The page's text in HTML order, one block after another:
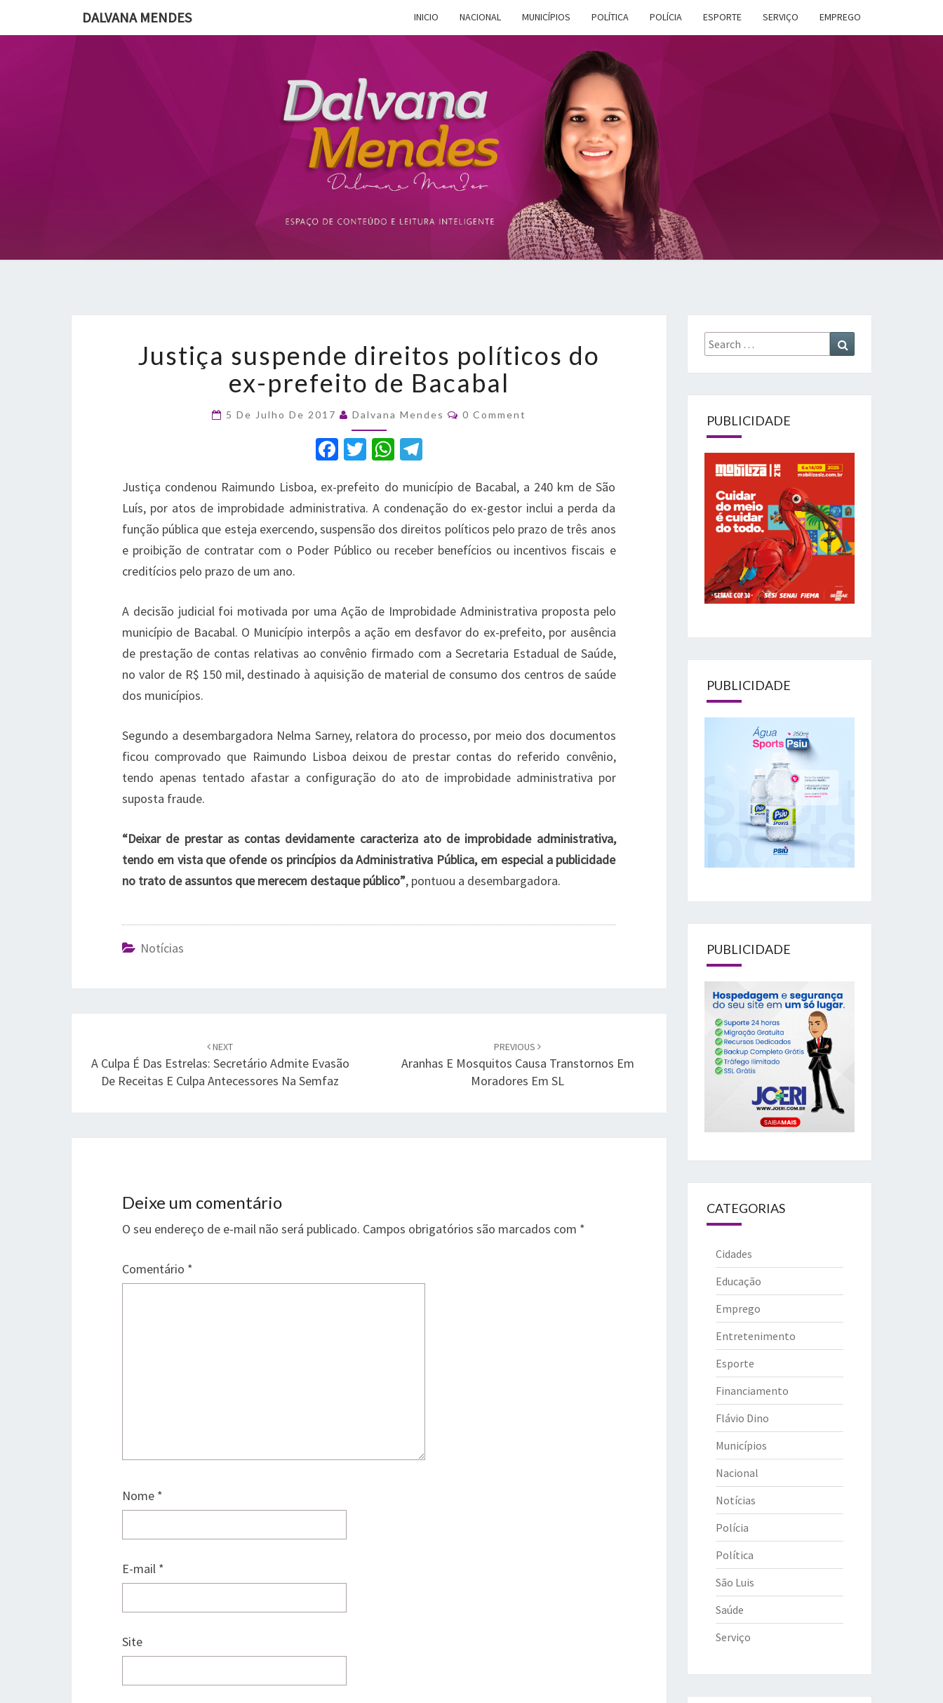
DALVANA MENDES INICIO NACIONAL MUNICÍPIOS POLÍTICA POLÍCIA ESPORTE SERVIÇO EMPREGO
DALVANA
MENDES
Espaço De
Conteúdo E
Inteligente
suspende
direitos
políticos
ex-
prefeito
de
Justiça suspende direitos políticos do
ex-prefeito de Bacabal
5 De Julho De 2017 Dalvana Mendes Comments
0 Comment
F
c
e
b
o
k
T
it
te
r
W
at
s
A
p
e
gr
a
m
Justiça condenou Raimundo Lisboa, ex-prefeito do município de Bacabal, a 240 km de São
Luís, por atos de improbidade administrativa. A condenação do ex-gestor inclui a perda da
função pública que esteja exercendo, suspensão dos direitos políticos pelo prazo de três anos
e proibição de contratar com o Poder Público ou receber benefícios ou incentivos fiscais e
creditícios pelo prazo de um ano.
A decisão judicial foi motivada por uma Ação de Improbidade Administrativa proposta pelo
município de Bacabal. O Município interpôs a ação em desfavor do ex-prefeito, por ausência
de prestação de contas relativas ao convênio firmado com a Secretaria Estadual de Saúde,
no valor de R$ 150 mil, destinado à aquisição de material de consumo dos centros de saúde
dos municípios.
Segundo a desembargadora Nelma Sarney, relatora do processo, por meio dos documentos
ficou comprovado que Raimundo Lisboa deixou de prestar contas do referido convênio,
tendo apenas tentado afastar a configuração do ato de improbidade administrativa por
suposta fraude.
“Deixar de prestar as contas devidamente caracteriza ato de improbidade administrativa,
tendo em vista que ofende os princípios da Administrativa Pública, em especial a publicidade
no trato de assuntos que merecem destaque público”, pontuou a desembargadora.
Notícias
NEXT
A Culpa É Das Estrelas: Secretário Admite Evasão
De Receitas E Culpa Antecessores Na Semfaz
PREVIOUS
Aranhas E Mosquitos Causa Transtornos Em
Moradores Em SL
Deixe um comentário
O seu endereço de e-mail não será publicado. Campos obrigatórios são marcados com *
Comentário *
Nome *
E-mail *
Site
Search
for:
PUBLICIDADE
PUBLICIDADE
PUBLICIDADE
CATEGORIAS
Cidades
Educação
Emprego
Entretenimento
Esporte
Financiamento
Flávio Dino
Municípios
Nacional
Notícias
Polícia
Política
São Luis
Saúde
Serviço